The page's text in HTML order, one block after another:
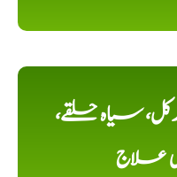
سیاہ حلقے،
علاج